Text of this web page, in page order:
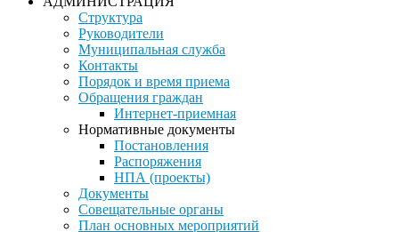
Структура
Руководители
Муниципальная служба
Контакты
Порядок и время приема
Обращения граждан
Интернет-приемная
Нормативные документы
Постановления
Распоряжения
НПА (проекты)
Документы
Совещательные органы
План основных мероприятий